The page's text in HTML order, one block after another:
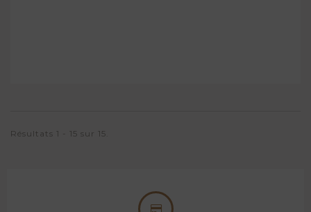
Résultats 1 - 15 sur 15.